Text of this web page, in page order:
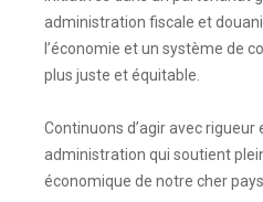
administration fiscale et
l’économie et un système de
plus juste et équitable.
Continuons d’agir avec
administration qui soutient
économique de notre cher